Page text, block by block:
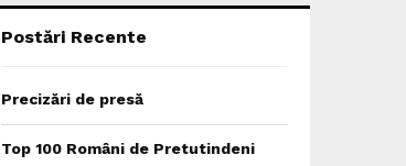
Postări Recente
Precizări de presă
Top 100 Români de Pretutindeni